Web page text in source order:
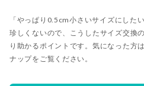
「やっぱり0.5cm小さいサイズにした
珍しくないので、こうしたサイズ交換
り助かるポイントです。気になった方は
ナップをご覧ください。